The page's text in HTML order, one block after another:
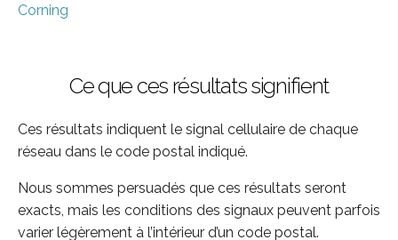
Corning
Ce que ces résultats signifient
Ces résultats indiquent le signal cellulaire de chaque
réseau dans le code postal indiqué.
Nous sommes persuadés que ces résultats seront
exacts, mais les conditions des signaux peuvent parfois
varier légèrement à l’intérieur d’un code postal.